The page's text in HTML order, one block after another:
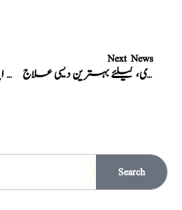
نسخہ الشفاء : اپنا قد اپنی مرضی سے بڑھائیں
Next News
نسخہ الشفاء : قوت باہ، مردانہ کمزوری، کیلئے بہترین دیسی علاج
Search